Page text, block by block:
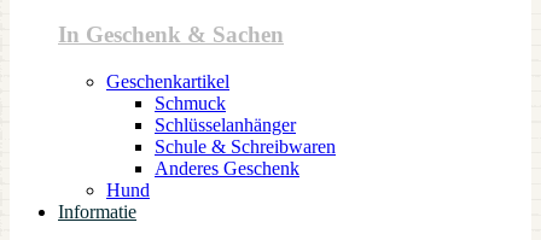
In Geschenk & Sachen
Geschenkartikel
Schmuck
Schlüsselanhänger
Schule & Schreibwaren
Anderes Geschenk
Hund
Informatie